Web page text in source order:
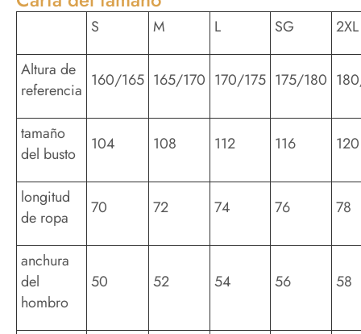
S M L SG 2XL
Altura de
referencia 160/165 165/170 170/175 175/180
tamaño
del busto
104 108 112 116 120
longitud
de ropa
70 72 74 76 78
anchura
del
hombro
50 52 54 56 58